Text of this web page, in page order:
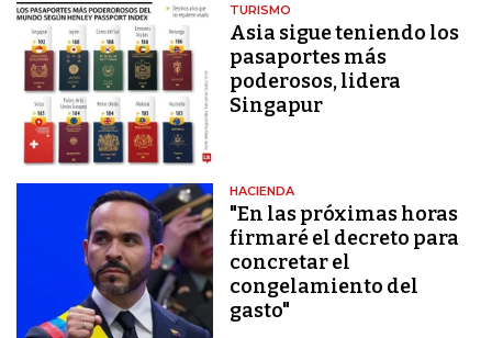
TURISMO
Asia sigue teniendo los
pasaportes más
poderosos, lidera
Singapur
HACIENDA
"En las próximas horas
firmaré el decreto para
concretar el
congelamiento del
gasto"